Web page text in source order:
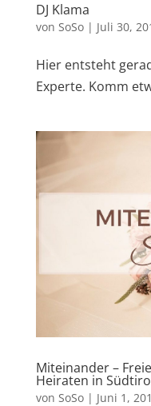
DJ Klama
von SoSo| Juli 30,
Hier entsteht
Experte. Komm
Miteinander –
Heiraten in
von SoSo| Juni 1,